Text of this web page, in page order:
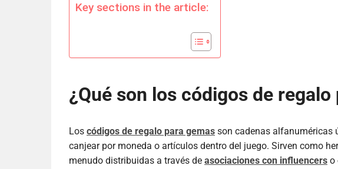
Key sections in the article:
¿Qué son los códigos de regalo
Los códigos de regalo para gemas son cadenas alfanuméricas
canjear por moneda o artículos dentro del juego. Sirven como
menudo distribuidas a través de asociaciones con influencers o